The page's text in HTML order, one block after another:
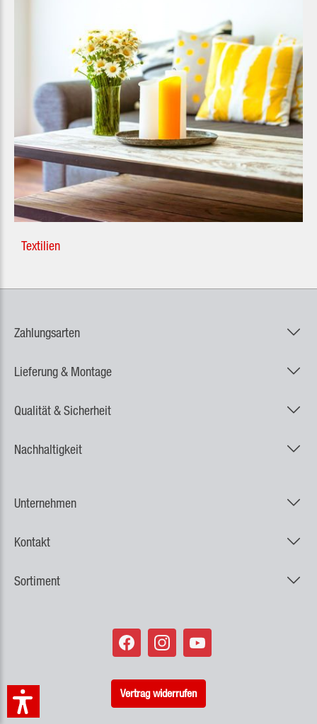
Textilien
Zahlungsarten
Lieferung & Montage
Qualität & Sicherheit
Nachhaltigkeit
Unternehmen
Kontakt
Sortiment
Vertrag widerrufen